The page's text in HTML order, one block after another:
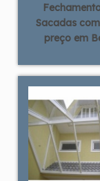
Sacadas
preço em